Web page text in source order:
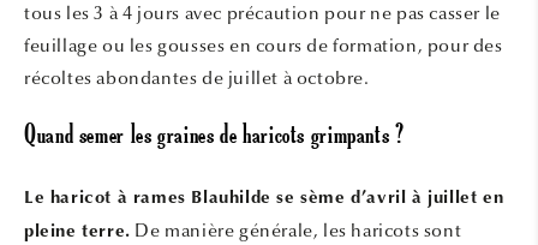
tous les 3 à 4 jours avec précaution pour ne pas casser le
feuillage ou les gousses en cours de formation, pour des
récoltes abondantes de juillet à octobre.
Quand semer les graines de haricots grimpants ?
Le haricot à rames Blauhilde se sème d’avril à juillet en
pleine terre. De manière générale, les haricots sont